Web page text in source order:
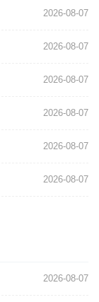
2026-08-07
2026-08-07
2026-08-07
2026-08-07
2026-08-07
2026-08-07
2026-08-07